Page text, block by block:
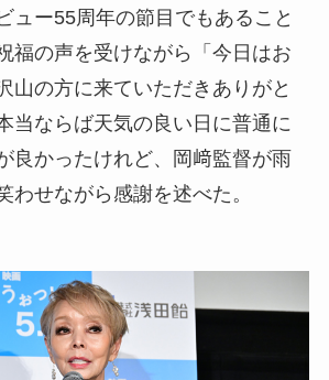
ュー55周年の節目でもあること
福の声を受けながら「今日はお
山の方に来ていただきありがと
当ならば天気の良い日に普通に
良かったけれど、岡﨑監督が雨
せながら感謝を述べた。